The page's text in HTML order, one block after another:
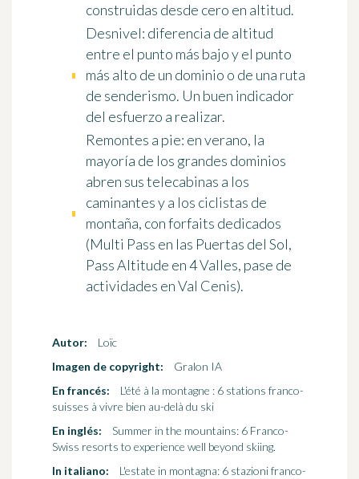
construidas desde cero en altitud.
Desnivel: diferencia de altitud
entre el punto más bajo y el punto
más alto de un dominio o de una ruta
de senderismo. Un buen indicador
del esfuerzo a realizar.
Remontes a pie: en verano, la
mayoría de los grandes dominios
abren sus telecabinas a los
caminantes y a los ciclistas de
montaña, con forfaits dedicados
(Multi Pass en las Puertas del Sol,
Pass Altitude en 4 Valles, pase de
actividades en Val Cenis).
Autor:
Loïc
Imagen de copyright:
Gralon IA
En francés:
L'été à la montagne : 6 stations franco-
suisses à vivre bien au-delà du ski
En inglés:
Summer in the mountains: 6 Franco-
Swiss resorts to experience well beyond skiing.
In italiano:
L'estate in montagna: 6 stazioni franco-